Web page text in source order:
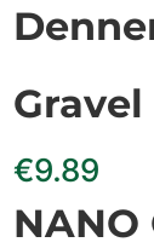
Gravel
€9.89
NANO